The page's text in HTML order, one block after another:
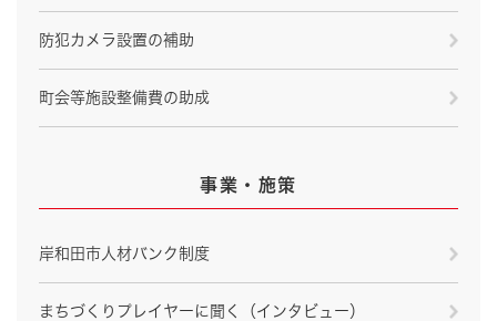
防犯カメラ設置の補助
町会等施設整備費の助成
事業・施策
岸和田市人材バンク制度
まちづくりプレイヤーに聞く（インタビュー）